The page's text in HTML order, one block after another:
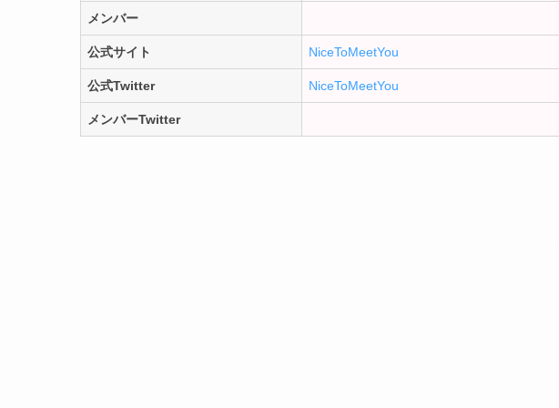
メンバー
公式サイト NiceToMeetYou
公式Twitter NiceToMeetYou
メンバーTwitter